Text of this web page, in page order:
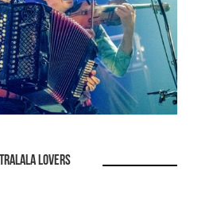
TRALALA LOVERS